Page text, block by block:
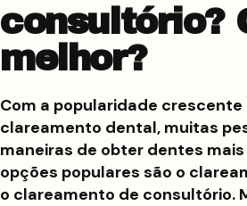
consultório?
melhor?
Com a popularidade crescente
clareamento dental, muitas
maneiras de obter dentes mais
opções populares são o
o clareamento de consultório.